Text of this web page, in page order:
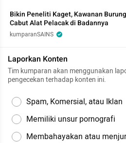
Bikin Peneliti Kaget, Kawanan
Cabut Alat Pelacak di Badannya
kumparanSAINS
Laporkan Konten
Tim kumparan akan menggunakan
pengecekan terhadap konten ini.
Spam, Komersial, atau Iklan
Memiliki unsur pornografi
Membahayakan atau